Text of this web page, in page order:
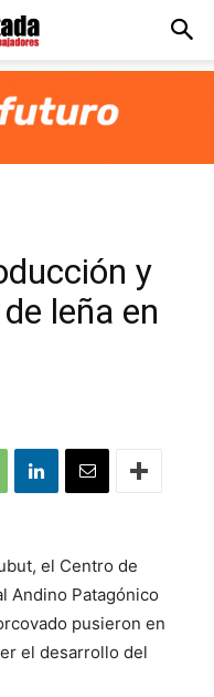
y
leña en
el Centro de
Andino Patagónico
pusieron en
el desarrollo del